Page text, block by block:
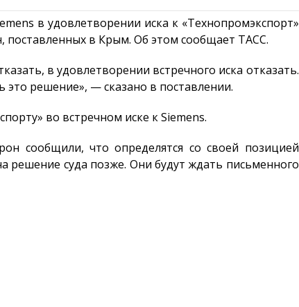
в удовлетворении иска к «Технопромэкспорт»
поставленных в Крым. Об этом сообщает ТАСС.
в удовлетворении встречного иска отказать.
решение», — сказано в поставлении.
во встречном иске к Siemens.
сообщили, что определятся со своей позицией
решение суда позже. Они будут ждать письменного